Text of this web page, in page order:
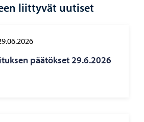
liittyvät uutiset
pää­tök­set 29.6.2026